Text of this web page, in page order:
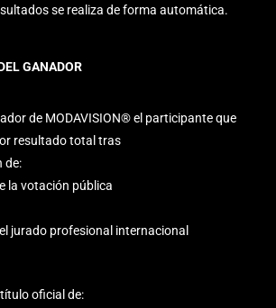
se realiza de forma automática.
GANADOR
de MODAVISION® el participante que
resultado total tras
de:
la votación pública
jurado profesional internacional
oficial de: